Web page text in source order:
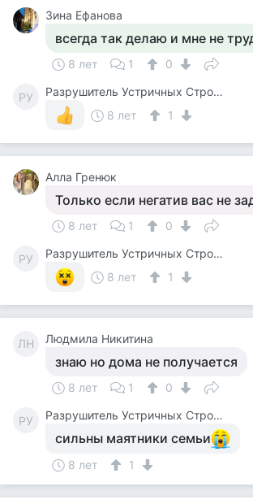
Зина Ефанова
всегда так делаю и мне не
8 лет 1 0
РУ
Разрушитель Устричных Строевых Стереотипов
8 лет
1
Алла Гренюк
Только если негатив вас не
8 лет 1 0
РУ
Разрушитель Устричных Строевых Стереотипов
8 лет
1
ЛН Людмила Никитина
знаю но дома не получается
8 лет 1 0
РУ Разрушитель Устричных Строевых Стереотипов
сильны маятники семьи
8 лет 1